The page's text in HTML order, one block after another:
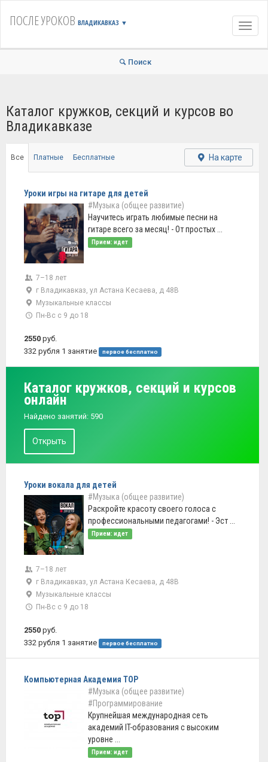
ПОСЛЕ УРОКОВ ВЛАДИКАВКАЗ ▼
Поиск
Каталог кружков, секций и курсов во
Владикавказе
Все Платные Бесплатные На карте
Уроки игры на гитаре для детей
#Музыка (общее развитие)
Научитесь играть любимые песни на
гитаре всего за месяц! - От простых ...
Прием: идет
7–18 лет
г Владикавказ, ул Астана Кесаева, д 48В
Музыкальные классы
Пн-Вс с 9 до 18
2550 руб.
332 рубля 1 занятие
первое бесплатно
Каталог кружков, секций и курсов
онлайн
Найдено занятий: 590
Открыть
Уроки вокала для детей
#Музыка (общее развитие)
Раскройте красоту своего голоса с
профессиональными педагогами! - Эст ...
Прием: идет
7–18 лет
г Владикавказ, ул Астана Кесаева, д 48В
Музыкальные классы
Пн-Вс с 9 до 18
2550 руб.
332 рубля 1 занятие
первое бесплатно
Компьютерная Академия TOP
#Музыка (общее развитие)
#Программирование
Крупнейшая международная сеть
академий IT-образования с высоким
уровне ...
Прием: идет